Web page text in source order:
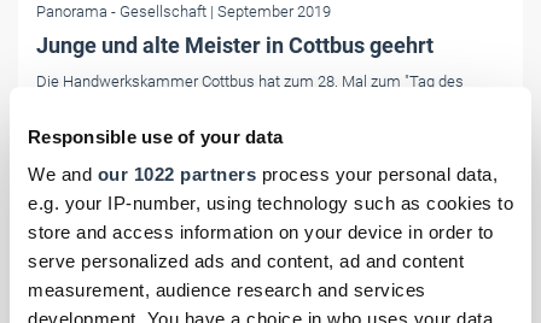
Responsible use of your data
We and our 1022 partners process your personal data,
e.g. your IP-number, using technology such as cookies to
store and access information on your device in order to
serve personalized ads and content, ad and content
measurement, audience research and services
Panorama - Gesellschaft | September 2019
Junge und alte Meister in Cottbus geehrt
Die Handwerkskammer Cottbus hat zum 28. Mal zum "Tag des
Jung- und Altmeister geehrt.